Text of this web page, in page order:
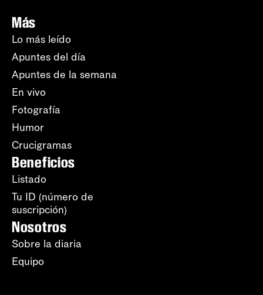
Más
Lo más leído
Apuntes del día
Apuntes de la semana
En vivo
Fotografía
Humor
Crucigramas
Beneficios
Listado
Tu ID (número de
suscripción)
Nosotros
Sobre la diaria
Equipo